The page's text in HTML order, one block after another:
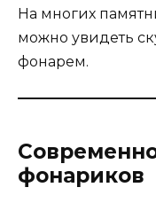
На многих
можно увидеть
фонарем.
фонариков